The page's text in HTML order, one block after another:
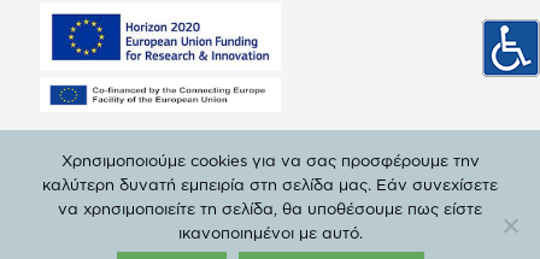
© Copyright 2019 ΔΕΠΑ | All Rights Reserved. |
Προστασίας Προσωπικών Δεδομένων
Χρησιμοποιούμε cookies για να σας προσφέρουμε την
καλύτερη δυνατή εμπειρία στη σελίδα μας. Εάν συνεχίσετε
να χρησιμοποιείτε τη σελίδα, θα υποθέσουμε πως είστε
ικανοποιημένοι με αυτό.